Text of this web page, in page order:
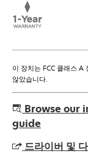
이 장치는 FCC 클래스 A
않았습니다.
Browse our
guide
드라이버 및